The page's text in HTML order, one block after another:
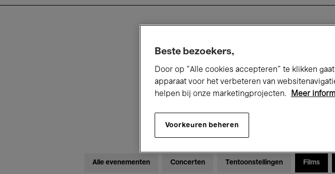
2)
Alle evenementen Concerten Tentoonstellingen Films
Beste bezoekers,
Door op “Alle cookies accepteren” te klikken
apparaat voor het verbeteren van
helpen bij onze marketingprojecten.
Meer
Voorkeuren beheren